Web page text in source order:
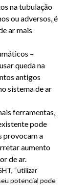
na tubulação
ou adversos, é
ar mais
–
queda na
antigos
sistema de ar
ferramentas,
pode
provocam a
aumento
de ar.
“utilizar
potencial pode